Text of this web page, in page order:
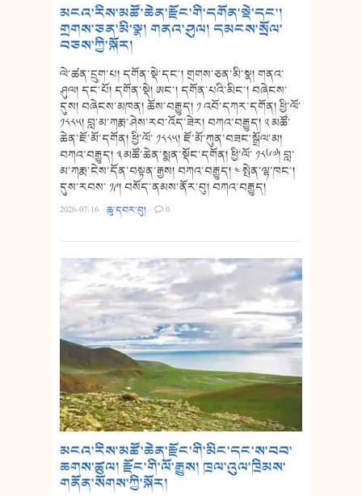
མངའ་རིས་མཚོ་ཆེན་རྫོང་གི་དགོན་སྡེ་དང་།
གྲགས་ཅན་མི་སྣ། གནའ་ཤུལ། དམངས་སྲོལ་
བཅས་ཀྱི་སྐོར།
ལེ་ཚན་དྲུག་པ། དགོན་སྡེ་དང་། གྲགས་ཅན་མི་སྣ། གནའ་
ཤུལ། དང་པོ། དགོན་སྡེ། ཨང་། དགོན་པའི་མིང་། བཞེངས་
དུས། བཞེངས་མཁན། ཆོས་བརྒྱུད། ༡ འབོ་དཀར་དགོན། ཕྱི་ལོ་
༡༨༨༥། བླ་མ་ཀརྨ་ཤེས་རབ་འོད་ཟེར། བཀའ་བརྒྱུད། ༢ མཚོ་
ཆེན་ཇོ་མོ་དགོན། ཕྱི་ལོ་ ༡༨༨༥། ཇོ་མོ་ཀུན་བཟང་སྒྲོལ་མ།
བཀའ་བརྒྱུད། ༣ མཚོ་ཆེན་སྨན་སྡོང་དགོན། ཕྱི་ལོ་ ༡༨༦༧། བླ་
མ་ཀརྨ་ངེས་དོན་བསྟན་རྒྱས། བཀའ་བརྒྱུད། ༤ སྤེན་ལྷ་ཁང་།
དུས་རབས་ ༡༩། བསོད་ནམས་ནོར་བུ། བཀའ་བརྒྱུད།
2026-07-16 ·ཆུ་དབར་བུ། · 0
མངའ་རིས་མཚོ་ཆེན་རྫོང་གི་མིང་དང་ས་བབ་
ཆགས་ཚུལ། རྫོང་གི་ལོ་རྒྱུས། ཁྲལ་འུལ་ཁྲིམས་
གནོན་སོགས་ཀྱི་སྐོར།